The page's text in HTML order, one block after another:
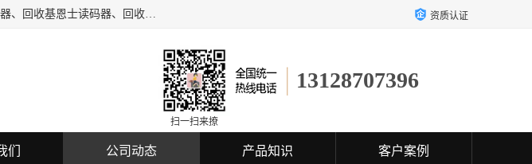
深圳市福田区诚芯源电子商行主要从事：回收COGNEX相机、回收得利捷读码器、回收康耐视读码器、回收基恩士读码器、回收工业自动化设备、机械设备及配件、机电设备及配件、通讯设备、可编程控制器、模块、触摸屏、工业相机、镜头、传感器、放大器、读码器、加密狗等回收业务。 资质认证
13128707396
扫一扫来撩
们 公司动态 产品知识 客户案例